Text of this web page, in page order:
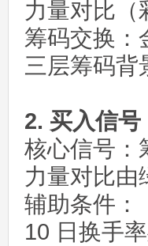
力量对比（
筹码交换：
三层筹码背
2. 买入信号
核心信号：
力量对比由
辅助条件：
10 日换手